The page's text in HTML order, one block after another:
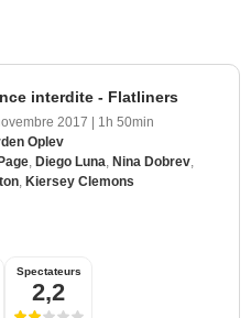
interdite - Flatliners
2017 | 1h 50min
Oplev
Diego Luna Nina Dobrev
Kiersey Clemons
Spectateurs
2,2